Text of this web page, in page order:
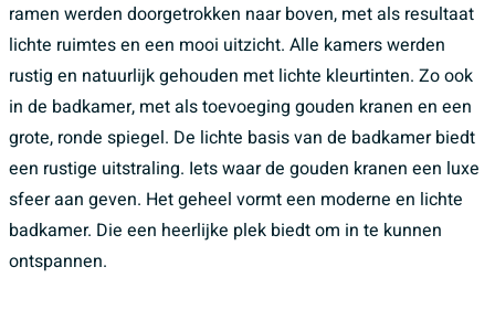
ramen werden doorgetrokken naar boven, met als resultaat
lichte ruimtes en een mooi uitzicht. Alle kamers werden
rustig en natuurlijk gehouden met lichte kleurtinten. Zo ook
in de badkamer, met als toevoeging gouden kranen en een
grote, ronde spiegel. De lichte basis van de badkamer biedt
een rustige uitstraling. Iets waar de gouden kranen een luxe
sfeer aan geven. Het geheel vormt een moderne en lichte
badkamer. Die een heerlijke plek biedt om in te kunnen
ontspannen.